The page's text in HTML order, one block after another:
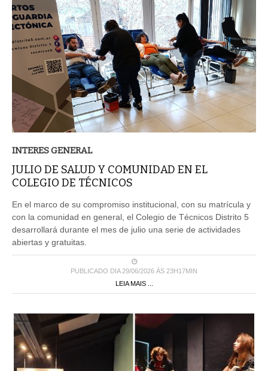
JULIO DE SALUD Y COMUNIDAD EN EL
COLEGIO DE TÉCNICOS
con la comunidad en general, el Colegio de Técnicos Distrito 5
desarrollará durante el mes de julio una serie de actividades
abiertas y gratuitas.
PUBLICADO DIA 29/06/2026 ÀS 23H17MIN
LEIA MAIS ...